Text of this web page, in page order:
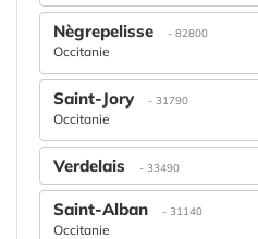
Nègrepelisse - 82800
Occitanie
Saint-Jory - 31790
Occitanie
Verdelais - 33490
Saint-Alban - 31140
Occitanie